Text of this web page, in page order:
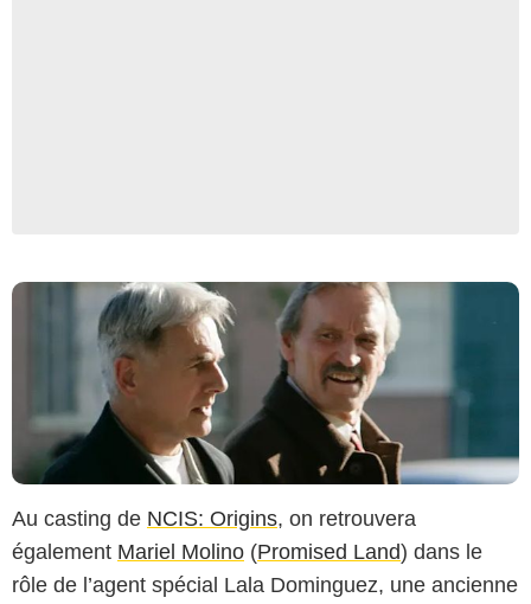
Au casting de NCIS: Origins, on retrouvera
également Mariel Molino (Promised Land) dans le
rôle de l’agent spécial Lala Dominguez, une ancienne